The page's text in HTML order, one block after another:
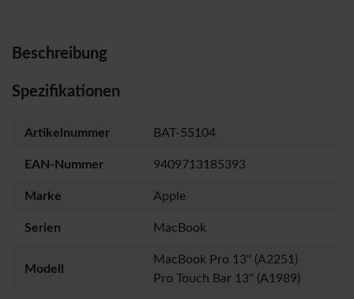
Beschreibung
Spezifikationen
Artikelnummer BAT-55104
EAN-Nummer 9409713185393
Marke Apple
Serien MacBook
Modell
MacBook Pro 13'' (A2251)
Pro Touch Bar 13'' (A1989)